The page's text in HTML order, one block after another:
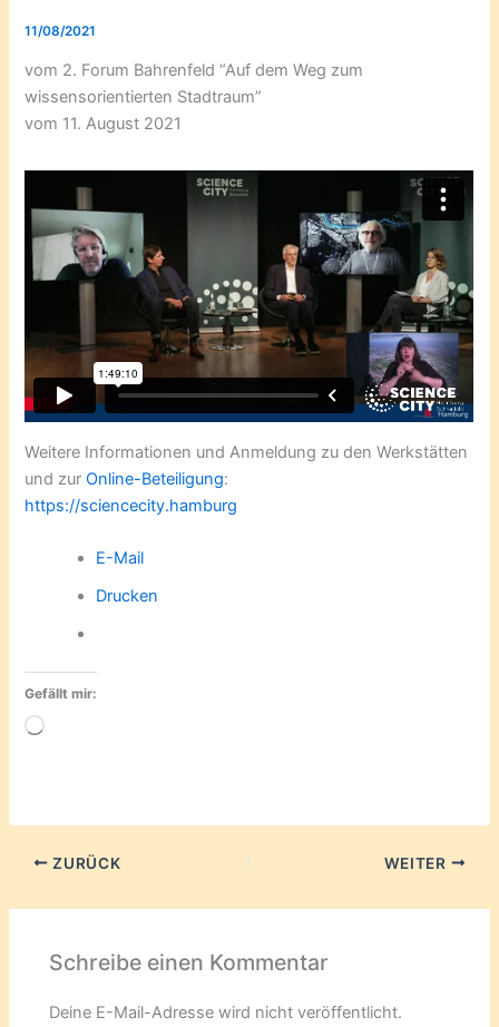
11/08/2021
vom 2. Forum Bahrenfeld “Auf dem Weg zum
wissensorientierten Stadtraum”
vom 11. August 2021
Weitere Informationen und Anmeldung zu den Werkstätten
und zurOnline-Beteiligung:
https://sciencecity.hamburg
E-Mail
Drucken
Gefällt mir:
Wird
ZURÜCK WEITER
Schreibe einen Kommentar
Deine E-Mail-Adresse wird nicht veröffentlicht.